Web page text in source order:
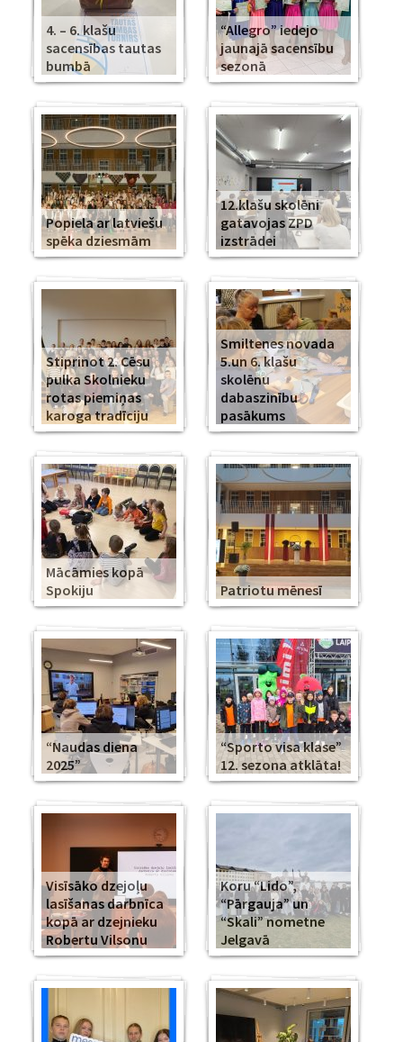
4. – 6. klašu
sacensības tautas
bumbā
“Allegro” iedejo
jaunajā sacensību
sezonā
Popiela ar latviešu
spēka dziesmām
12.klašu skolēni
gatavojas ZPD
izstrādei
Stiprinot 2. Cēsu
pulka Skolnieku
rotas piemiņas
karoga tradīciju
Smiltenes novada
5.un 6. klašu
skolēnu
dabaszinību
pasākums
Mācāmies kopā
Spokiju
Patriotu mēnesī
“Naudas diena
2025”
“Sporto visa klase”
12. sezona atklāta!
Visīsāko dzejoļu
lasīšanas darbnīca
kopā ar dzejnieku
Robertu Vilsonu
Koru “Lido”,
“Pārgauja” un
“Skali” nometne
Jelgavā